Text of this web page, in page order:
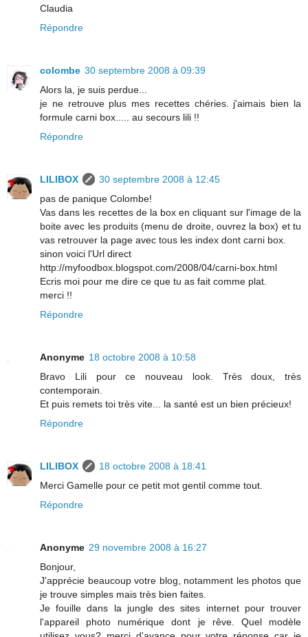
Claudia
Répondre
colombe 30 septembre 2008 à 09:39
Alors la, je suis perdue...
je ne retrouve plus mes recettes chéries. j'aimais bien la
formule carni box..... au secours lili !!
Répondre
LILIBOX
30 septembre 2008 à 12:45
pas de panique Colombe!
Vas dans les recettes de la box en cliquant sur l'image de la
boite avec les produits (menu de droite, ouvrez la box) et tu
vas retrouver la page avec tous les index dont carni box.
sinon voici l'Url direct
http://myfoodbox.blogspot.com/2008/04/carni-box.html
Ecris moi pour me dire ce que tu as fait comme plat.
merci !!
Répondre
Anonyme 18 octobre 2008 à 10:58
Bravo Lili pour ce nouveau look. Très doux, très
contemporain.
Et puis remets toi très vite... la santé est un bien précieux!
Répondre
LILIBOX
18 octobre 2008 à 18:41
Merci Gamelle pour ce petit mot gentil comme tout.
Répondre
Anonyme 29 novembre 2008 à 16:27
Bonjour,
J'apprécie beaucoup votre blog, notamment les photos que
je trouve simples mais très bien faites.
Je fouille dans la jungle des sites internet pour trouver
l'appareil photo numérique dont je rêve. Quel modèle